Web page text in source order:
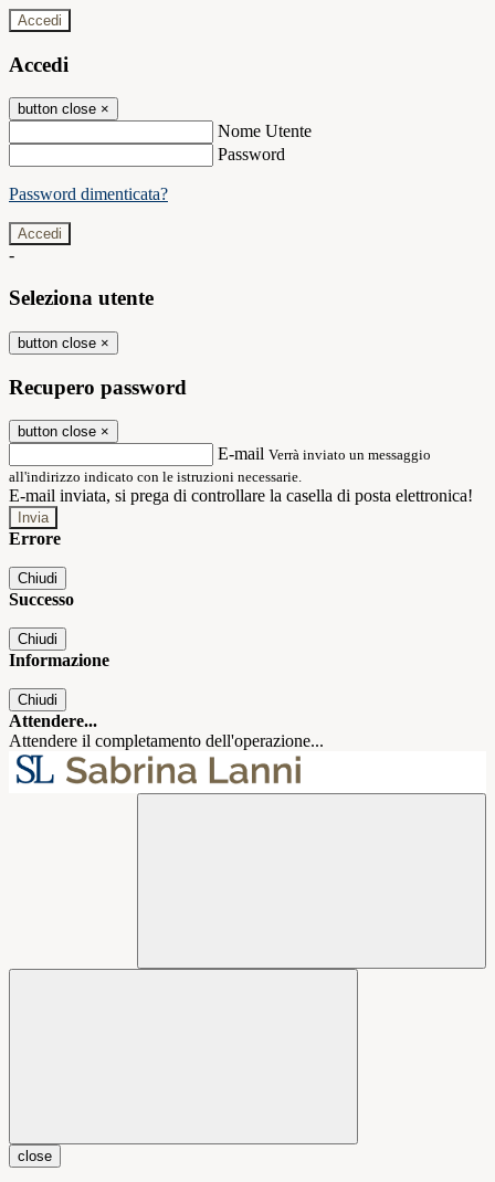
Accedi
Accedi
button close ×
Nome Utente
Password
Password dimenticata?
-
Seleziona utente
button close ×
Recupero password
button close ×
E-mail Verrà inviato un messaggio
all'indirizzo indicato con le istruzioni necessarie.
E-mail inviata, si prega di controllare la casella di posta elettronica!
Errore
Chiudi
Successo
Chiudi
Informazione
Chiudi
Attendere...
Attendere il completamento dell'operazione...
close